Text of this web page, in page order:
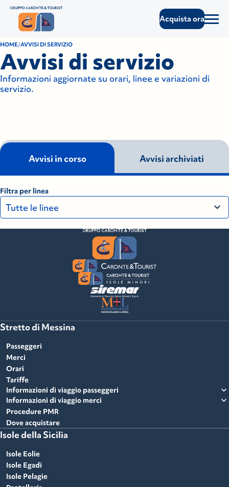
Acquista ora
HOME AVVISI DI SERVIZIO
Avvisi di servizio
Informazioni aggiornate su orari, linee e variazioni di
servizio.
Avvisi in corso Avvisi archiviati
Filtra per linea
Stretto di Messina
Passeggeri
Merci
Orari
Tariffe
Informazioni di viaggio passeggeri
expand_more
Informazioni di viaggio merci expand_more
Procedure PMR
Dove acquistare
Isole della Sicilia
Isole Eolie
Isole Egadi
Isole Pelagie